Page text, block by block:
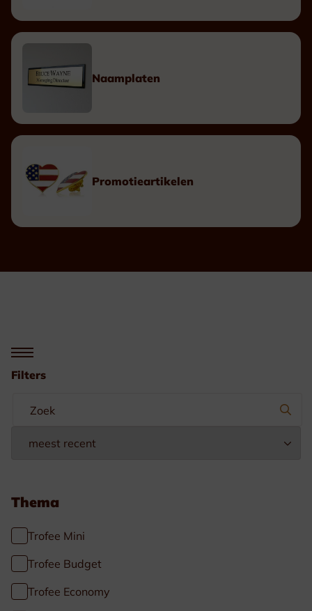
Naamplaten
Promotieartikelen
Filters
Thema
Trofee Mini
Trofee Budget
Trofee Economy